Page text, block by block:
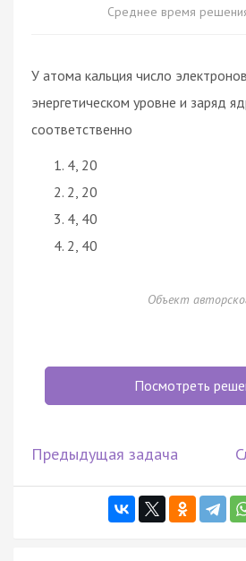
Среднее время
У атома кальция число
энергетическом уровне и заряд
соответственно
4, 20
2, 20
4, 40
2, 40
Объект
Посмотреть
Предыдущая задача